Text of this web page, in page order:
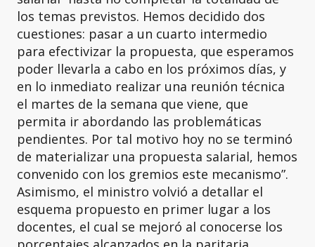
los temas previstos. Hemos decidido dos
cuestiones: pasar a un cuarto intermedio
para efectivizar la propuesta, que esperamos
poder llevarla a cabo en los próximos días, y
en lo inmediato realizar una reunión técnica
el martes de la semana que viene, que
permita ir abordando las problemáticas
pendientes. Por tal motivo hoy no se terminó
de materializar una propuesta salarial, hemos
convenido con los gremios este mecanismo”.
Asimismo, el ministro volvió a detallar el
esquema propuesto en primer lugar a los
docentes, el cual se mejoró al conocerse los